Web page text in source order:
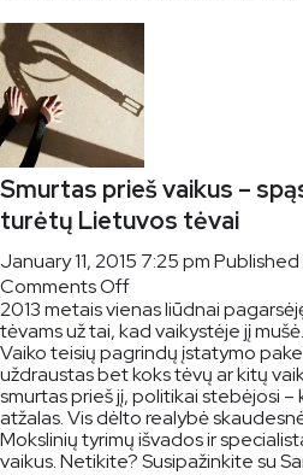
Smurtas prieš vaikus –
turėtų Lietuvos tėvai
January 11, 2015 7:25 pm
Comments Offon
Smurtas
prieš
vaikus
–
spąstai
dėl
kurių
2013 metais vienas liūdnai
tėvams už tai, kad vaikystėje jį
Vaiko teisių pagrindų įstatymo
uždraustas bet koks tėvų ar kitų
smurtas prieš jį, politikai stebėjosi –
atžalas. Vis dėlto realybė
Mokslinių tyrimų išvados ir
vaikus. Netikite? Susipažinkite su